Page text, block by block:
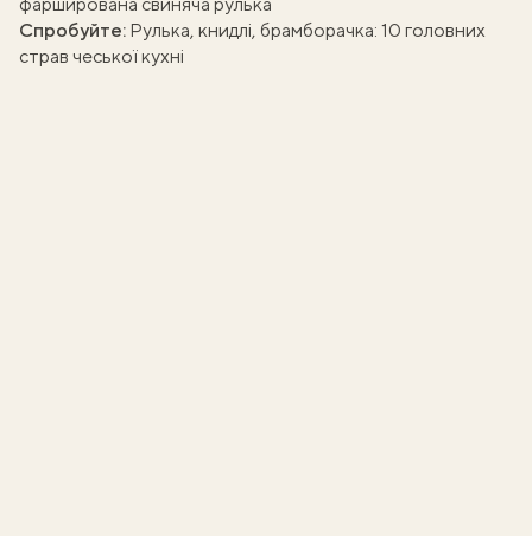
Спробуйте: Рулька, книдлі, брамборачка: 10 головних
страв чеської кухні